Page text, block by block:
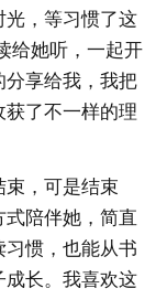
光，等习惯了这
给她听，一起开
分享给我，我把
了不一样的理
束，可是结束
式陪伴她，简直
惯，也能从书
成长。我喜欢这